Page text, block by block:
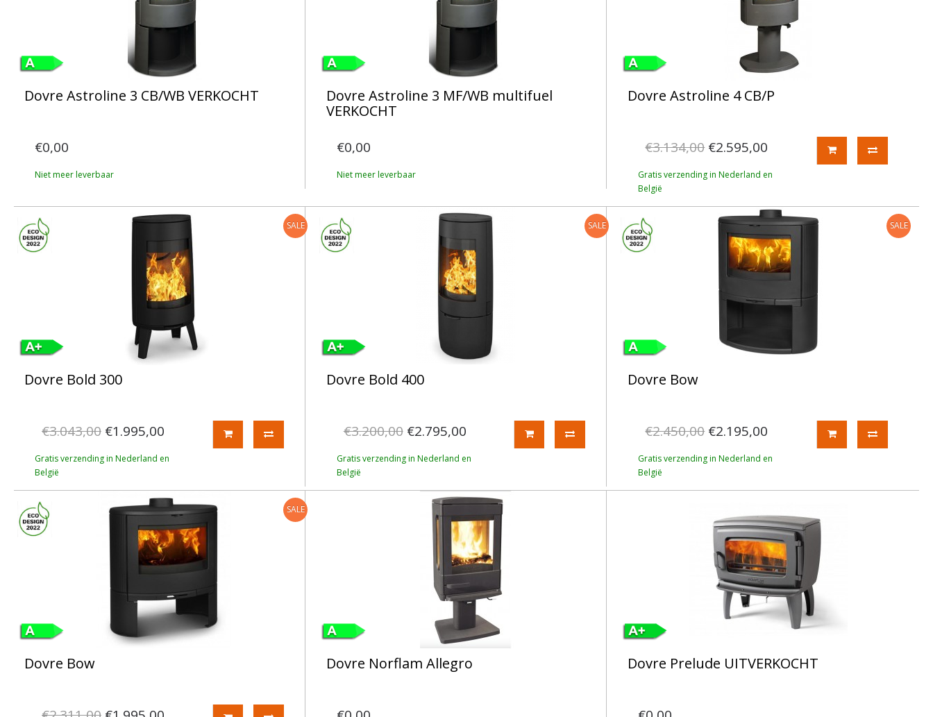
Dovre Astroline 3 CB/WB VERKOCHT
€0,00
Niet meer leverbaar
Dovre Astroline 3 MF/WB multifuel
VERKOCHT
€0,00
Niet meer leverbaar
Dovre Astroline 4 CB/P
€3.134,00 €2.595,00
Gratis verzending in Nederland en
België
SALE
Dovre Bold 300
€3.043,00 €1.995,00
Gratis verzending in Nederland en
België
SALE
Dovre Bold 400
€3.200,00 €2.795,00
Gratis verzending in Nederland en
België
SALE
Dovre Bow
€2.450,00 €2.195,00
Gratis verzending in Nederland en
België
SALE
Dovre Bow Dovre Norflam Allegro Dovre Prelude UITVERKOCHT